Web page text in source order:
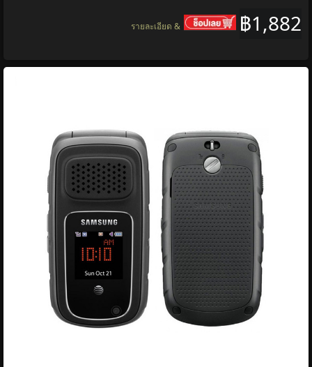
฿1,882
รายละเอียด &